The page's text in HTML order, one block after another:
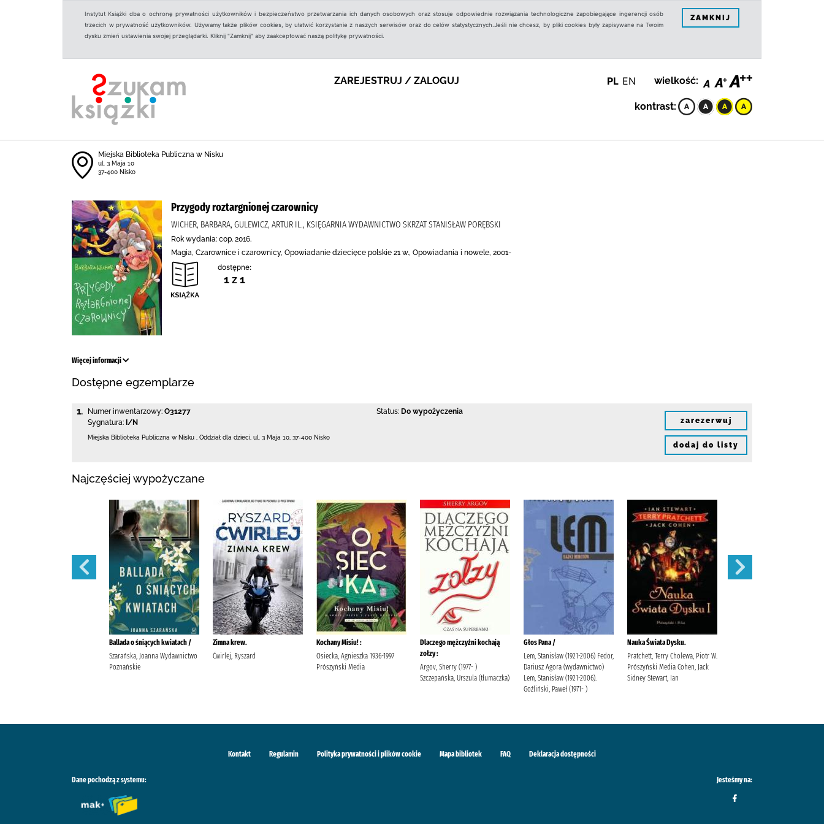
Instytut Książki dba o ochronę prywatności użytkowników i bezpieczeństwo przetwarzania ich danych osobowych oraz stosuje odpowiednie rozwiązania technologiczne zapobiegające ingerencji osób
trzecich w prywatność użytkowników. Używamy także plików cookies, by ułatwić korzystanie z naszych serwisów oraz do celów statystycznych.Jeśli nie chcesz, by pliki cookies były zapisywane na Twoim
dysku zmień ustawienia swojej przeglądarki. Kliknij "Zamknij" aby zaakceptować naszą politykę prywatności.
ZAMKNIJ
ZAREJESTRUJ / ZALOGUJ PL EN wielkość:
kontrast:
Miejska Biblioteka Publiczna w Nisku
ul. 3 Maja 10
37-400 Nisko
Przygody roztargnionej czarownicy
WICHER, BARBARA, GULEWICZ, ARTUR IL., KSIĘGARNIA WYDAWNICTWO SKRZAT STANISŁAW PORĘBSKI
Rok wydania: cop. 2016.
Magia, Czarownice i czarownicy, Opowiadanie dziecięce polskie 21 w., Opowiadania i nowele, 2001-
dostępne:
1 z 1
Więcej informacji
Dostępne egzemplarze
1. Numer inwentarzowy: O31277
Sygnatura: I/N
Status: Do wypożyczenia
Miejska Biblioteka Publiczna w Nisku Oddział dla dzieci, ul. 3 Maja 10 37-400 Nisko
zarezerwuj
dodaj do listy
Najczęściej wypożyczane
Ballada o śniących kwiatach /
Szarańska, Joanna Wydawnictwo
Poznańskie
Zimna krew.
Ćwirlej, Ryszard
Kochany Misiu! :
Osiecka, Agnieszka 1936-1997
Prószyński Media
Dlaczego mężczyźni kochają
zołzy :
Argov, Sherry (1977- )
Szczepańska, Urszula (tłumaczka)
Głos Pana /
Lem, Stanisław (1921-2006) Fedor,
Dariusz Agora (wydawnictwo)
Lem, Stanisław (1921-2006).
Goźliński, Paweł (1971- )
Nauka Świata Dysku.
Pratchett, Terry Cholewa, Piotr W.
Prószyński Media Cohen, Jack
Sidney Stewart, Ian
Kontakt Regulamin Polityka prywatności i plików cookie Mapa bibliotek FAQ Deklaracja dostępności
Dane pochodzą z systemu: Jesteśmy na: